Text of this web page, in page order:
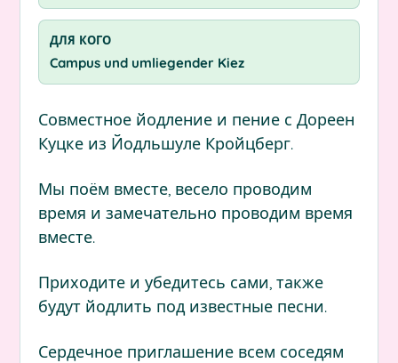
ДЛЯ КОГО
Campus und umliegender Kiez
Совместное йодление и пение с Дореен
Куцке из Йодльшуле Кройцберг.
Мы поём вместе, весело проводим
время и замечательно проводим время
вместе.
Приходите и убедитесь сами, также
будут йодлить под известные песни.
Сердечное приглашение всем соседям